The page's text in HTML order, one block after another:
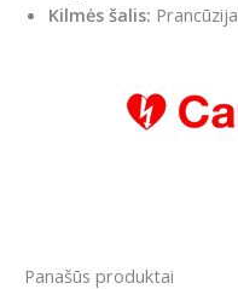
Kilmės šalis: Prancūzija
Panašūs produktai